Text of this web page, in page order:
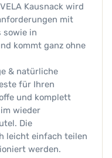
Kausnack wird
mit
sowie in
kommt ganz ohne
& natürliche
für Ihren
und komplett
wieder
Die
leicht einfach teilen
werden.